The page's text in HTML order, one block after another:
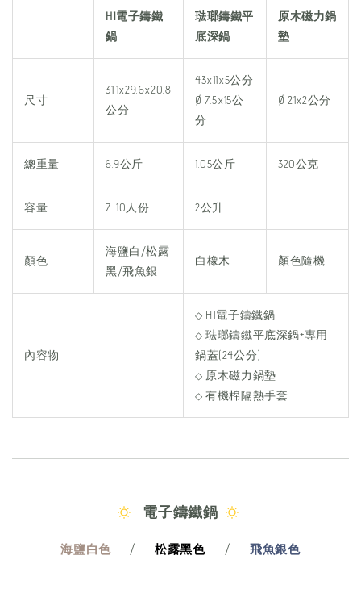
HI電子鑄鐵
鍋
琺瑯鑄鐵平
底深鍋
原木磁力鍋
墊
尺寸
31.1x29.6x20.8
公分
43x11x5公分
Ø 7.5x15公
分
Ø 21x2公分
總重量 6.9公斤 1.05公斤 320公克
容量 7-10人份 2公升
顏色
海鹽白/松露
黑/飛魚銀
白橡木 顏色隨機
內容物
◇ HI電子鑄鐵鍋
◇琺瑯鑄鐵平底深鍋+專用
鍋蓋(24公分)
◇ 原木磁力鍋墊
◇有機棉隔熱手套
電子鑄鐵鍋
海鹽白色 / 松露黑色 / 飛魚銀色